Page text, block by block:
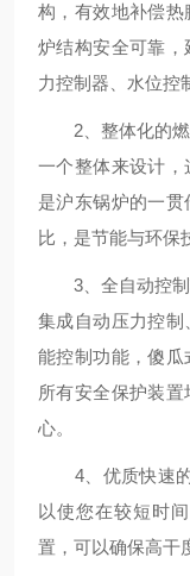
构，有效地补偿
炉结构安全可靠
力控制器、水位控
2、整体化的燃
一个整体来设计，
是沪东锅炉的一
比，是节能与环保
3、全自动控制
集成自动压力控
能控制功能，傻瓜
所有安全保护装
心。
4、优质快速的
以使您在较短时
置，可以确保高干